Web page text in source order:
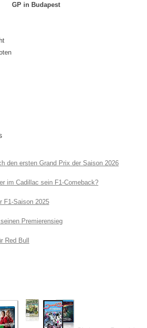
GP in Budapest
den ersten Grand Prix der Saison 2026
im Cadillac sein F1-Comeback?
F1-Saison 2025
Premierensieg
Red Bull